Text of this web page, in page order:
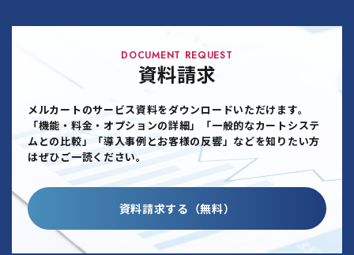
DOCUMENT REQUEST
資料請求
メルカートのサービス資料をダウンロードいただけます。
「機能・料金・オプションの詳細」「一般的なカートシステ
ムとの比較」「導入事例とお客様の反響」などを知りたい方
はぜひご一読ください。
資料請求する（無料）